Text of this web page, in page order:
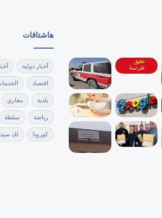
هاشتاقات
أخبار دولية
اقتصاد
بلدية بنغازي
رياضة سلطة
كورونا لك